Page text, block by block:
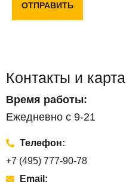
ОТПРАВИТЬ
Контакты и карта
Время работы:
Ежедневно с 9-21
Телефон:
+7 (495) 777-90-78
Email: